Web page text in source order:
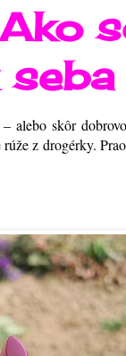
alebo skôr
z drogérky.